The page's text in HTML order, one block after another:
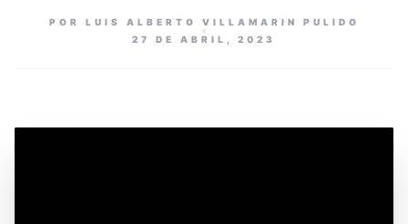
POR LUIS ALBERTO VILLAMARIN PULIDO
27 DE ABRIL, 2023